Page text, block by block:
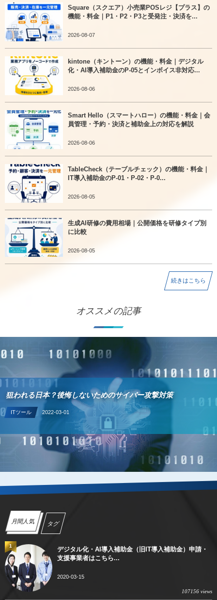
Square（スクエア）小売業POSレジ【プラス】の
機能・料金｜P1・P2・P3と受発注・決済を...
2026-08-07
kintone（キントーン）の機能・料金｜デジタル
化・AI導入補助金のP-05とインボイス非対応...
2026-08-06
Smart Hello（スマートハロー）の機能・料金｜会
員管理・予約・決済と補助金上の対応を解説
2026-08-06
TableCheck（テーブルチェック）の機能・料金｜
IT導入補助金のP-01・P-02・P-0...
2026-08-05
生成AI研修の費用相場｜公開価格を研修タイプ別
に比較
2026-08-05
続きはこちら
オススメの記事
狙われる日本？後悔しないためのサイバー攻撃対策
ITツール 2022-03-01
月間人気 タグ
デジタル化・AI導入補助金（旧IT導入補助金）申請・
支援事業者はこちら...
2020-03-15
107156 views
1